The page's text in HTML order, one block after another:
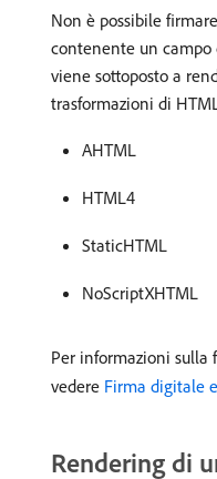
Non è possibile
contenente un
viene sottoposto a
trasformazioni di
AHTML
HTML4
StaticHTML
NoScriptXHTML
Per informazioni sulla
vedere Firma digitale
Rendering di